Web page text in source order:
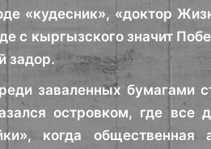
«кудесник», «доктор
с кыргызского значит
задор.
заваленных бумагами
островком, где все
когда общественная